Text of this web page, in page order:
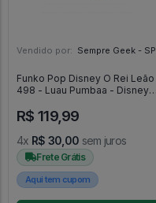
Vendido por: Sempre Geek - SP
Funko Pop Disney O Rei Leão
498 - Luau Pumbaa - Disney
R$ 119,99
4x R$ 30,00 sem juros
Frete Grátis
Aqui tem cupom